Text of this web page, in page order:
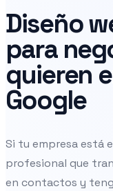
Diseño
para
quieren
Google
Si tu empresa está
profesional que
en contactos y